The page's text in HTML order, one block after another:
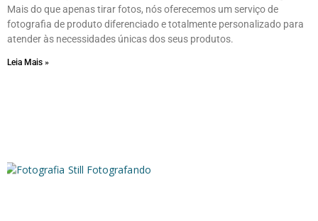
Mais do que apenas tirar fotos, nós oferecemos um serviço de
fotografia de produto diferenciado e totalmente personalizado para
atender às necessidades únicas dos seus produtos.
Leia Mais »